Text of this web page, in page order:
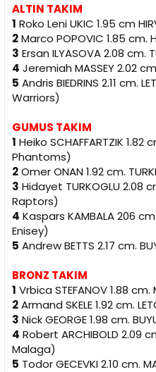
ALTIN TAKIM
1 Roko Leni UKIC 1.95 cm
2Marco POPOVIC 1.85 cm.
3 Ersan ILYASOVA 2.08 cm.
4 Jeremiah MASSEY 2.02
5 Andris BIEDRINS 2.11 cm.
Warriors)
GUMUS TAKIM
1 Heiko SCHAFFARTZIK 1.82
Phantoms)
2Omer ONAN 1.92 cm.
3 Hidayet TURKOGLU 2.08
Raptors)
4 Kaspars KAMBALA 206
Enisey)
5 Andrew BETTS 2.17 cm.
BRONZ TAKIM
1 Vrbica STEFANOV 1.88
2Armand SKELE 1.92 cm.
3 Nick GEORGE 1.98 cm.
4 Robert ARCHIBOLD 2.09
Malaga)
5 Todor GECEVKI 2.10 cm.